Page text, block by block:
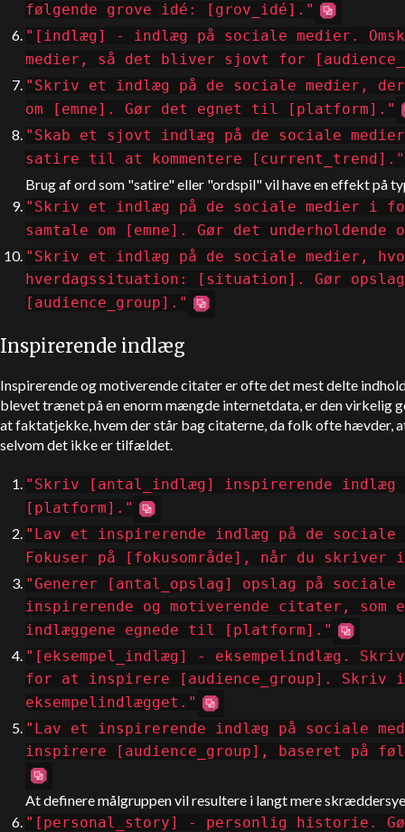
følgende grove idé: [grov_idé]."
"[indlæg] - indlæg på sociale medier.
medier, så det bliver sjovt for
"Skriv et indlæg på de sociale medier,
om [emne]. Gør det egnet til [platform]."
"Skab et sjovt indlæg på de sociale
satire til at kommentere
Brug af ord som "satire" eller "ordspil" vil have en effekt på
"Skriv et indlæg på de sociale medier i
samtale om [emne]. Gør det
"Skriv et indlæg på de sociale medier,
hverdagssituation: [situation]. Gør
[audience_group]."
Inspirerende indlæg
Inspirerende og motiverende citater er ofte det mest delte
blevet trænet på en enorm mængde internetdata, er den virkelig
at faktatjekke, hvem der står bag citaterne, da folk ofte hævder,
selvom det ikke er tilfældet.
"Skriv [antal_indlæg] inspirerende
[platform]."
"Lav et inspirerende indlæg på de sociale
Fokuser på [fokusområde], når du skriver
"Generer [antal_opslag] opslag på
inspirerende og motiverende citater, som
indlæggene egnede til [platform]."
"[eksempel_indlæg] - eksempelindlæg.
for at inspirere [audience_group]. Skriv
eksempelindlægget."
"Lav et inspirerende indlæg på sociale
inspirere [audience_group], baseret på
At definere målgruppen vil resultere i langt mere
"[personal_story] - personlig historie.